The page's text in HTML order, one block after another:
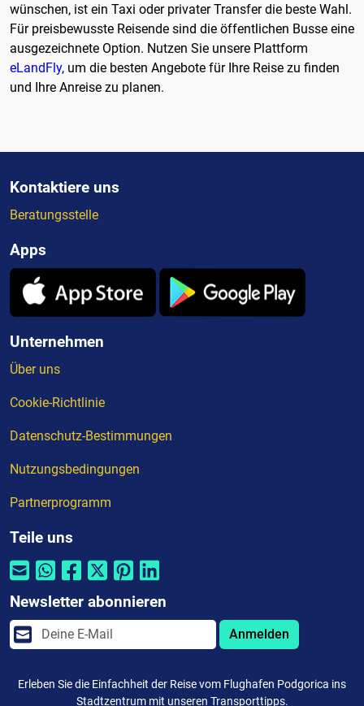
wünschen, ist ein Taxi oder privater Transfer die beste Wahl.
Für preisbewusste Reisende sind die öffentlichen Busse eine
ausgezeichnete Option. Nutzen Sie unsere Plattform
eLandFly, um die besten Angebote für Ihre Reise zu finden
und Ihre Anreise zu planen.
Kontaktiere uns
Beratungsstelle
Apps
Unternehmen
Über uns
Cookie-Richtlinie
Datenschutz-Bestimmungen
Nutzungsbedingungen
Partnerprogramm
Teile uns
Newsletter abonnieren
Anmelden
Erleben Sie die Einfachheit der Reise vom Flughafen Podgorica ins
Stadtzentrum mit unseren Transporttipps.